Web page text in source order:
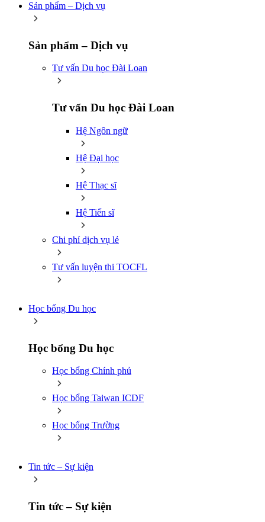
Sản phẩm – Dịch vụ
Sản phẩm – Dịch vụ
Tư vấn Du học Đài Loan
Tư vấn Du học Đài Loan
Hệ Ngôn ngữ
Hệ Đại học
Hệ Thạc sĩ
Hệ Tiến sĩ
Chi phí dịch vụ lẻ
Tư vấn luyện thi TOCFL
Học bổng Du học
Học bổng Du học
Học bổng Chính phủ
Học bổng Taiwan ICDF
Học bổng Trường
Tin tức – Sự kiện
Tin tức – Sự kiện